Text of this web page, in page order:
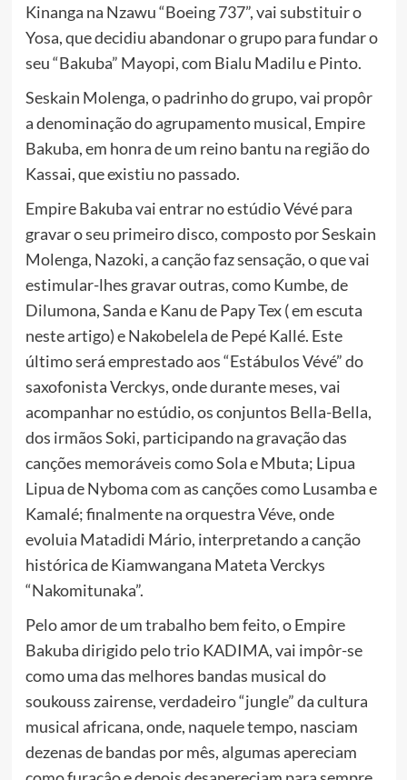
Kinanga na Nzawu “Boeing 737”, vai substituir o
Yosa, que decidiu abandonar o grupo para fundar o
seu “Bakuba” Mayopi, com Bialu Madilu e Pinto.
Seskain Molenga, o padrinho do grupo, vai propôr
a denominação do agrupamento musical, Empire
Bakuba, em honra de um reino bantu na região do
Kassai, que existiu no passado.
Empire Bakuba vai entrar no estúdio Vévé para
gravar o seu primeiro disco, composto por Seskain
Molenga, Nazoki, a canção faz sensação, o que vai
estimular-lhes gravar outras, como Kumbe, de
Dilumona, Sanda e Kanu de Papy Tex ( em escuta
neste artigo) e Nakobelela de Pepé Kallé. Este
último será emprestado aos “Estábulos Vévé” do
saxofonista Verckys, onde durante meses, vai
acompanhar no estúdio, os conjuntos Bella-Bella,
dos irmãos Soki, participando na gravação das
canções memoráveis como Sola e Mbuta; Lipua
Lipua de Nyboma com as canções como Lusamba e
Kamalé; finalmente na orquestra Véve, onde
evoluia Matadidi Mário, interpretando a canção
histórica de Kiamwangana Mateta Verckys
“Nakomitunaka”.
Pelo amor de um trabalho bem feito, o Empire
Bakuba dirigido pelo trio KADIMA, vai impôr-se
como uma das melhores bandas musical do
soukouss zairense, verdadeiro “jungle” da cultura
musical africana, onde, naquele tempo, nasciam
dezenas de bandas por mês, algumas apereciam